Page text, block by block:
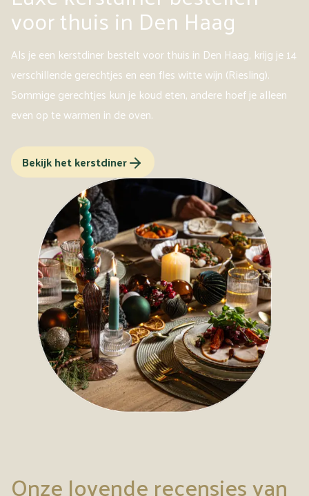
voor thuis in Den Haag
Als je een kerstdiner bestelt voor thuis in Den Haag, krijg je 14
verschillende gerechtjes en een fles witte wijn (Riesling).
Sommige gerechtjes kun je koud eten, andere hoef je alleen
even op te warmen in de oven.
Bekijk het kerstdiner
Onze lovende recensies van